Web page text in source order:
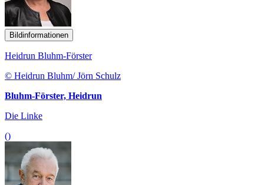
Bildinformationen
Heidrun Bluhm-Förster
© Heidrun Bluhm/ Jörn Schulz
Bluhm-Förster, Heidrun
Die Linke
()